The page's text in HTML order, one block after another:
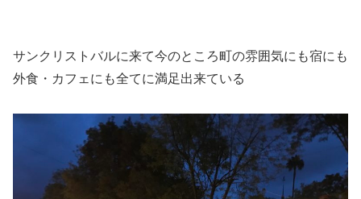
サンクリストバルに来て今のところ町の雰囲気にも宿にも
外食・カフェにも全てに満足出来ている